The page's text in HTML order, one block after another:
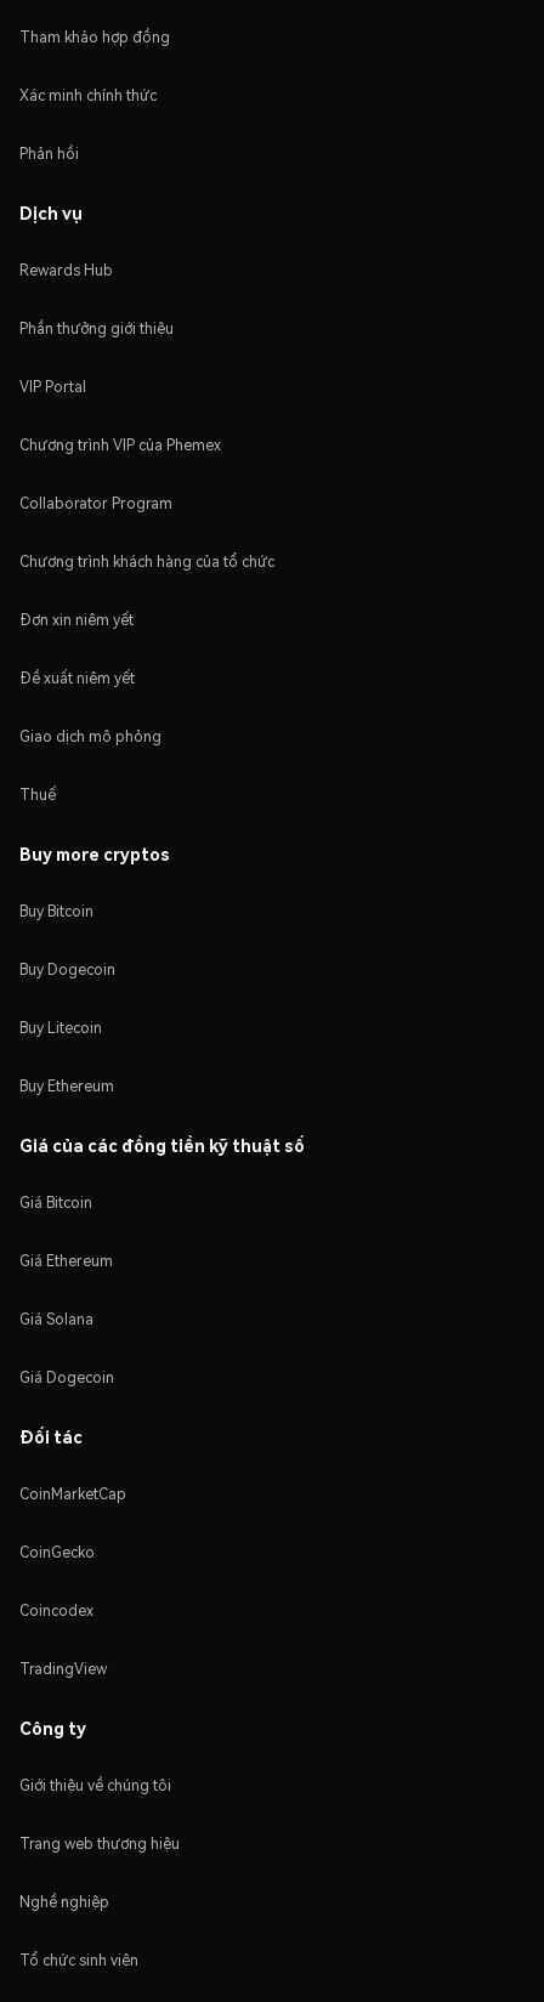
Tham khảo hợp đồng
Xác minh chính thức
Phản hồi
Dịch vụ
Rewards Hub
Phần thưởng giới thiệu
VIP Portal
Chương trình VIP của Phemex
Collaborator Program
Chương trình khách hàng của tổ chức
Đơn xin niêm yết
Đề xuất niêm yết
Giao dịch mô phỏng
Thuế
Buy more cryptos
Buy Bitcoin
Buy Dogecoin
Buy Litecoin
Buy Ethereum
Giá của các đồng tiền kỹ thuật số
Giá Bitcoin
Giá Ethereum
Giá Solana
Giá Dogecoin
Đối tác
CoinMarketCap
CoinGecko
Coincodex
TradingView
Công ty
Giới thiệu về chúng tôi
Trang web thương hiệu
Nghề nghiệp
Tổ chức sinh viên